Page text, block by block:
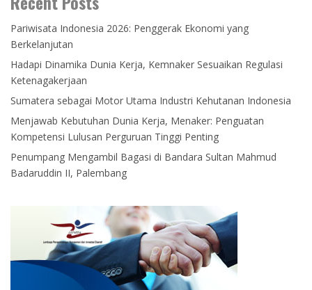
Pariwisata Indonesia 2026: Penggerak Ekonomi yang
Berkelanjutan
Hadapi Dinamika Dunia Kerja, Kemnaker Sesuaikan Regulasi
Ketenagakerjaan
Sumatera sebagai Motor Utama Industri Kehutanan Indonesia
Menjawab Kebutuhan Dunia Kerja, Menaker: Penguatan
Kompetensi Lulusan Perguruan Tinggi Penting
Penumpang Mengambil Bagasi di Bandara Sultan Mahmud
Badaruddin II, Palembang